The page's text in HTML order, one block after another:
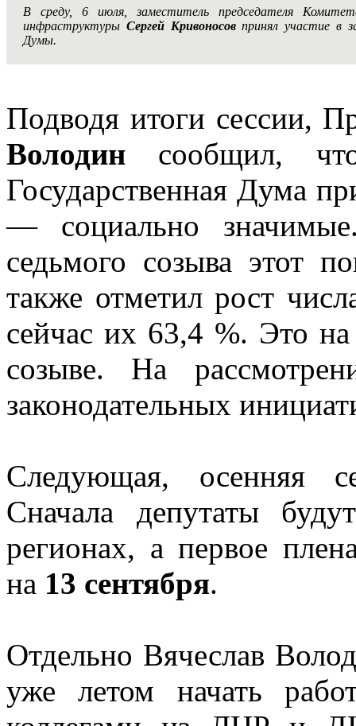
В среду, 6 июля, заместитель председателя
инфраструктуры Сергей Кривоносовпринял участие в
Думы.
Подводя итоги сессии,
Володин сообщил,
Государственная Дума
— социально
седьмого созыва этот
также отметил рост
сейчас их 63,4 %. Это
созыве. На
законодательных
Следующая, осенняя
Сначала депутаты
регионах, а первое
на 13 сентября.
Отдельно Вячеслав
уже летом начать